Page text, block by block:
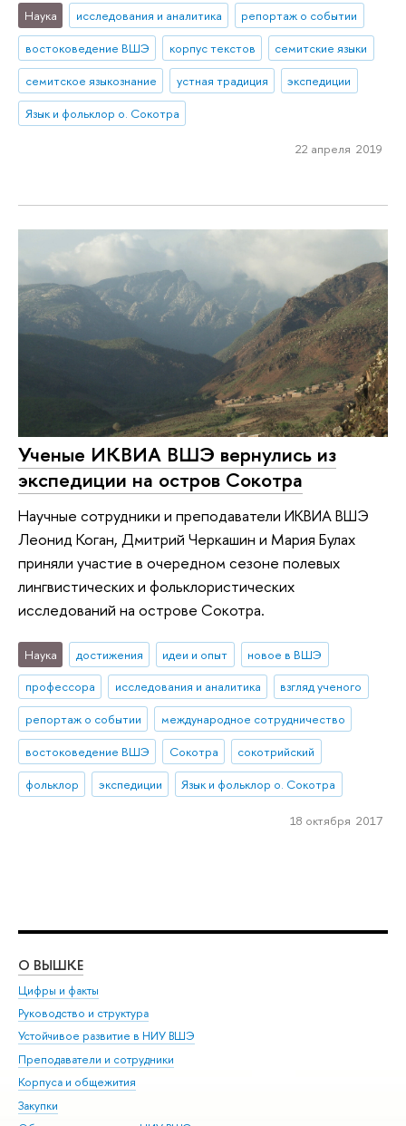
Наука исследования и аналитика
репортаж о событии
востоковедение ВШЭ
корпус текстов
семитские языки
семитское языкознание
устная традиция
экспедиции
Язык и фольклор о. Сокотра
22 апреля 2019
Ученые ИКВИА ВШЭ вернулись из
экспедиции на остров Сокотра
Научные сотрудники и преподаватели ИКВИА ВШЭ
Леонид Коган, Дмитрий Черкашин и Мария Булах
приняли участие в очередном сезоне полевых
лингвистических и фольклористических
исследований на острове Сокотра.
Наука достижения идеи и опыт
новое в ВШЭ
профессора
исследования и аналитика
взгляд ученого
репортаж о событии
международное сотрудничество
востоковедение ВШЭ
Сокотра
сокотрийский
фольклор
экспедиции Язык и фольклор о. Сокотра
18 октября 2017
О ВЫШКЕ
Цифры и факты
Руководство и структура
Устойчивое развитие в НИУ ВШЭ
Преподаватели и сотрудники
Корпуса и общежития
Закупки